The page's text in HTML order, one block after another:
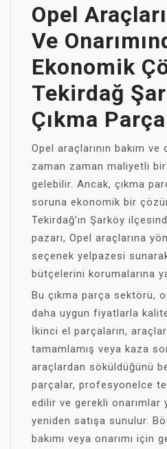
Opel
Ve
Ekonomik
Tekirdağ
Çıkma
Opel araçlarının bakım ve
zaman zaman maliyetli
gelebilir. Ancak, çıkma
soruna ekonomik bir
Tekirdağ'ın Şarköy
pazarı, Opel araçlarına
seçenek yelpazesi sunarak
bütçelerini korumalarına
Bu çıkma parça sektörü,
daha uygun fiyatlarla
İkinci el parçaların,
tamamlamış veya kaza
araçlardan söküldüğünü
parçalar, profesyonelce
edilir ve gerekli onarımlar
yeniden satışa sunulur.
bakımı veya onarımı için